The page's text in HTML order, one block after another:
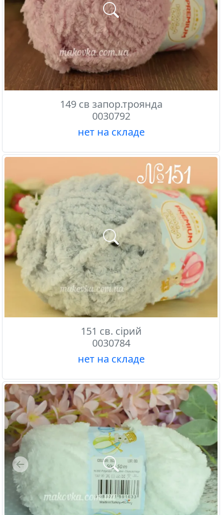
149 св запор.троянда
0030792
нет на складе
151 св. сірий
0030784
нет на складе
Previous